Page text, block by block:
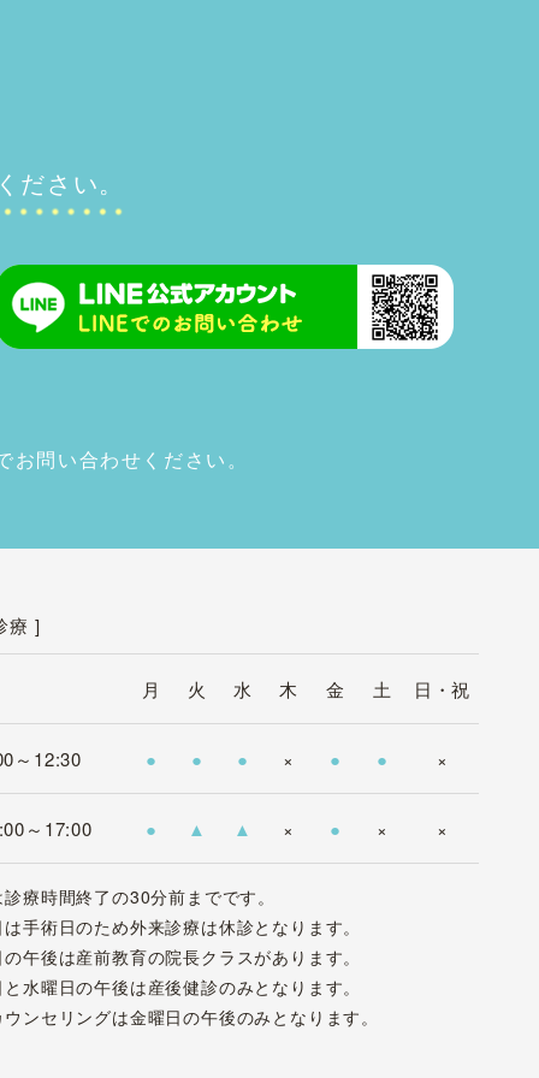
さい。
問い合わせください。
療 ]
月 火 水 木 金 土 日・祝
～ 12:30 ● ● ● × ● ● ×
～ 17:00 ● ▲ ▲ × ● × ×
療時間終了の30分前までです。
手術日のため外来診療は休診となります。
午後は産前教育の院長クラスがあります。
水曜日の午後は産後健診のみとなります。
ンセリングは金曜日の午後のみとなります。